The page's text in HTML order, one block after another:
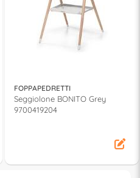
FOPPAPEDRETTI
Seggiolone BONITO Grey
9700419204